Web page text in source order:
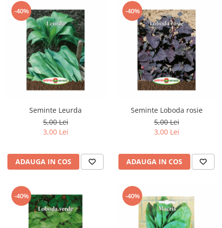
-40%
Seminte Leurda
5,00 Lei
3,00 Lei
ADAUGA IN COS
-40%
Seminte Loboda rosie
5,00 Lei
3,00 Lei
ADAUGA IN COS
-40% -40%